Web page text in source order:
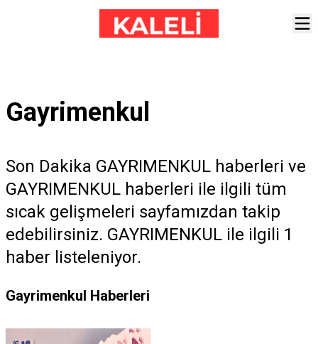
Gayrimenkul
Son Dakika GAYRIMENKUL haberleri ve
GAYRIMENKUL haberleri ile ilgili tüm
sıcak gelişmeleri sayfamızdan takip
edebilirsiniz. GAYRIMENKUL ile ilgili 1
haber listeleniyor.
Gayrimenkul Haberleri